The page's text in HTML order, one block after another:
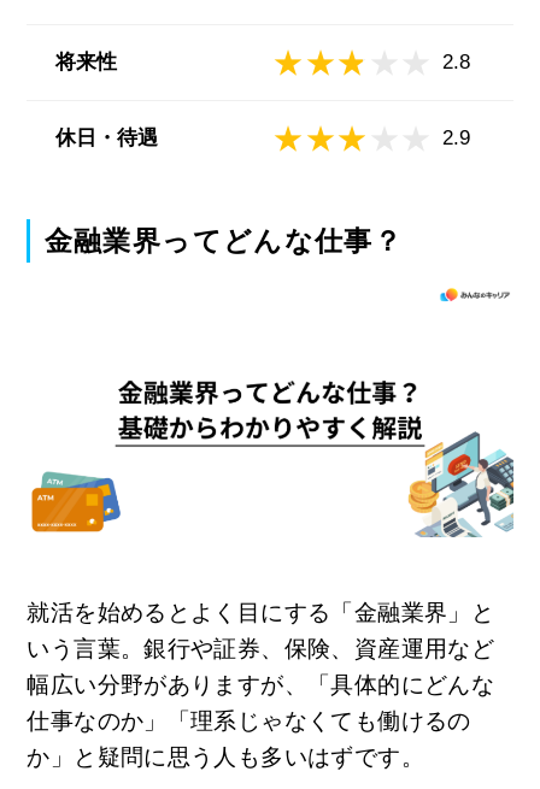
将来性 2.8
休日・待遇 2.9
金融業界ってどんな仕事？
就活を始めるとよく目にする「金融業界」と
いう言葉。銀行や証券、保険、資産運用など
幅広い分野がありますが、「具体的にどんな
仕事なのか」「理系じゃなくても働けるの
か」と疑問に思う人も多いはずです。